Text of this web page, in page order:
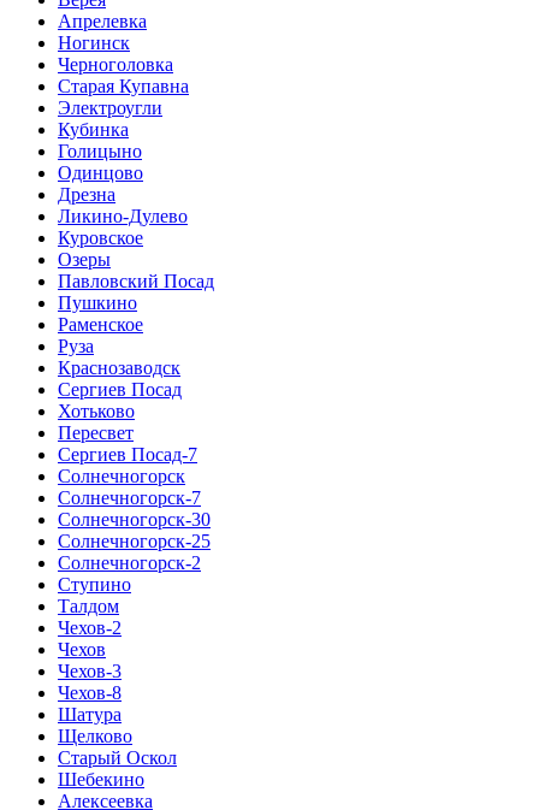
Апрелевка
Ногинск
Черноголовка
Старая Купавна
Электроугли
Кубинка
Голицыно
Одинцово
Дрезна
Ликино-Дулево
Куровское
Озеры
Павловский Посад
Пушкино
Раменское
Руза
Краснозаводск
Сергиев Посад
Хотьково
Пересвет
Сергиев Посад-7
Солнечногорск
Солнечногорск-7
Солнечногорск-30
Солнечногорск-25
Солнечногорск-2
Ступино
Талдом
Чехов-2
Чехов
Чехов-3
Чехов-8
Шатура
Щелково
Старый Оскол
Шебекино
Алексеевка